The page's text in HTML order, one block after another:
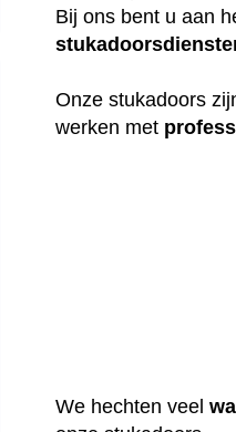
Bij ons bent u aan
Onze stukadoors
werken met
We hechten veel